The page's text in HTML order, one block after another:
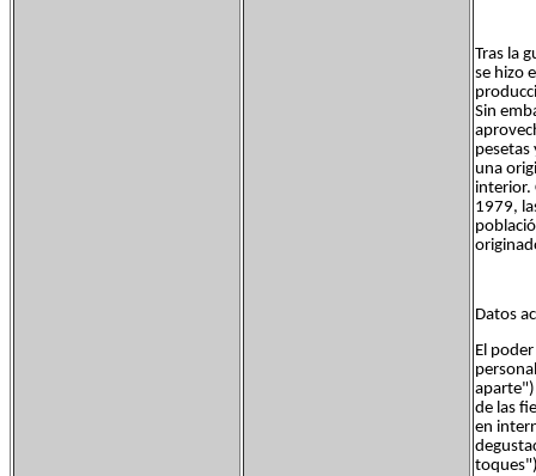
Tras la
se hizo
Sin
pesetas
una
interior.
1979,
Datos
El
de las
en